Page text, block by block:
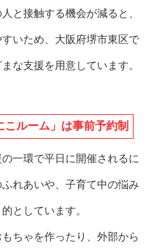
と接触する機会が減ると、
いため、大阪府堺市東区で
な支援を用意しています。
ルーム」は事前予約制
一環で平日に開催されるに
れあいや、子育て中の悩み
としています。
ちゃを作ったり、外部から